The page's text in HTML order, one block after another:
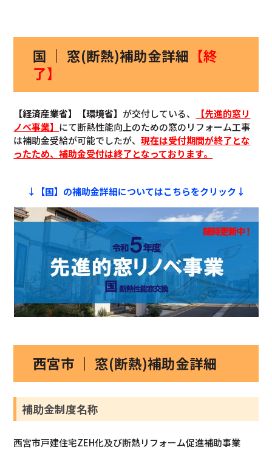
国 ｜ 窓(断熱)補助金詳細 【終
了】
【経済産業省】【環境省】 が交付している、
【先進的窓リ
ノベ事業】 にて断熱性能向上のための窓のリフォーム工事
は補助金受給が可能でしたが、現在は受付期間が終了とな
ったため、補助金受付は終了となっております。
↓【国】の補助金詳細についてはこちらをクリック↓
西宮市 ｜ 窓(断熱)補助金詳細
補助金制度名称
西宮市戸建住宅ZEH化及び断熱リフォーム促進補助事業